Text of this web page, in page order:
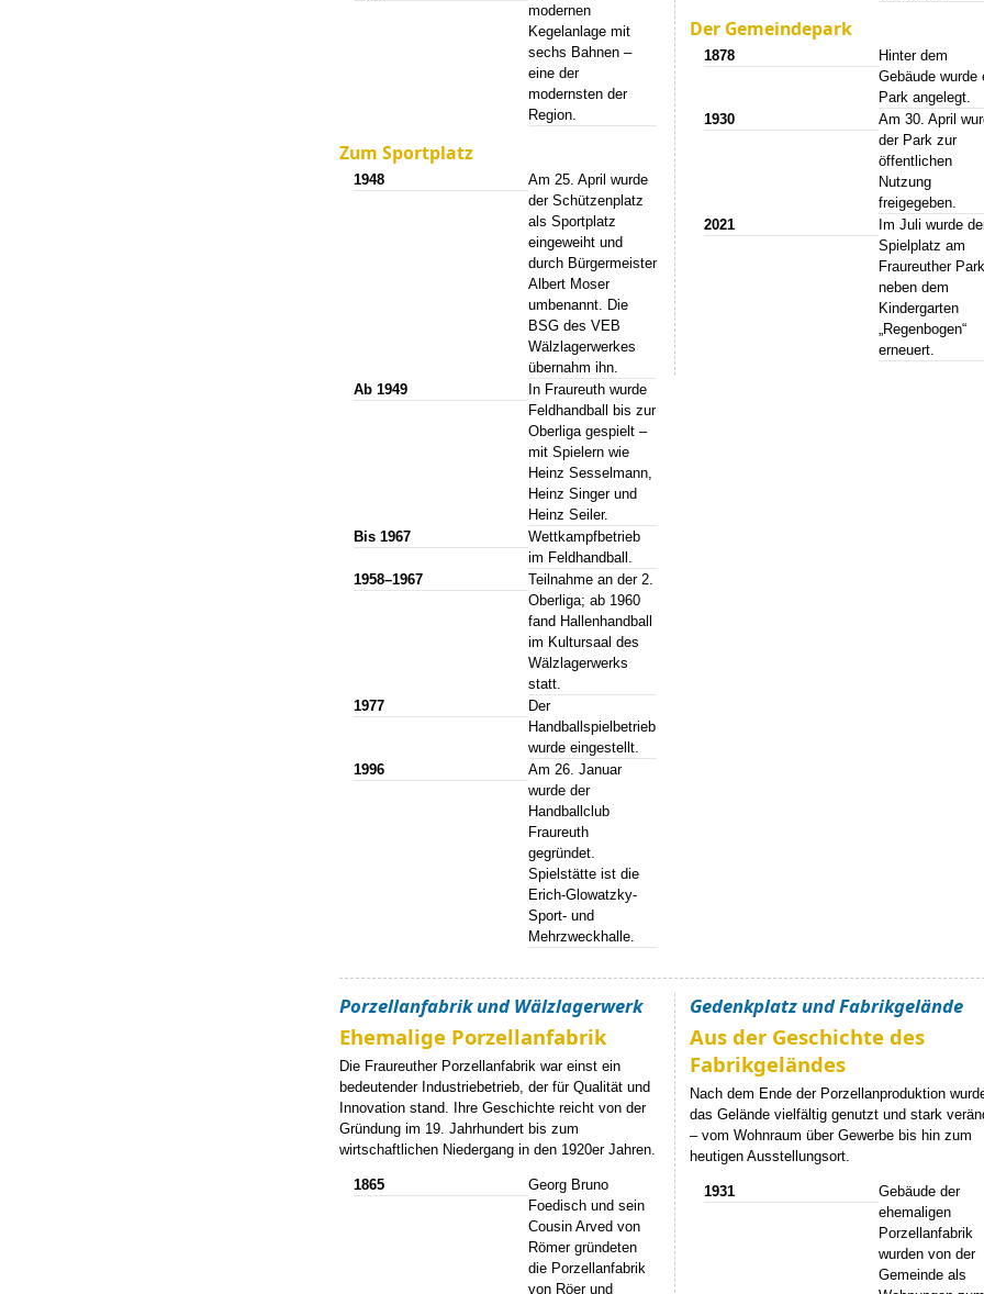
modernen
Kegelanlage mit
sechs Bahnen –
eine der
modernsten der
Region.
Zum Sportplatz
1948
Am 25. April wurde
der Schützenplatz
als Sportplatz
eingeweiht und
durch Bürgermeister
Albert Moser
umbenannt. Die
BSG des VEB
Wälzlagerwerkes
übernahm ihn.
Ab 1949
In Fraureuth wurde
Feldhandball bis zur
Oberliga gespielt –
mit Spielern wie
Heinz Sesselmann,
Heinz Singer und
Heinz Seiler.
Bis 1967
Wettkampfbetrieb
im Feldhandball.
1958–1967
Teilnahme an der 2.
Oberliga; ab 1960
fand Hallenhandball
im Kultursaal des
Wälzlagerwerks
statt.
1977
Der
Handballspielbetrieb
wurde eingestellt.
1996
Am 26. Januar
wurde der
Handballclub
Fraureuth
gegründet.
Spielstätte ist die
Erich-Glowatzky-
Sport- und
Mehrzweckhalle.
Der Gemeindepark
1878
Hinter dem
Gebäude wurde
Park angelegt.
1930
Am 30. April
der Park zur
öffentlichen
Nutzung
freigegeben.
2021
Im Juli wurde
Spielplatz am
Fraureuther Park
neben dem
Kindergarten
„Regenbogen“
erneuert.
Porzellanfabrik und Wälzlagerwerk
Ehemalige Porzellanfabrik
Die Fraureuther Porzellanfabrik war einst ein
bedeutender Industriebetrieb, der für Qualität und
Innovation stand. Ihre Geschichte reicht von der
Gründung im 19. Jahrhundert bis zum
wirtschaftlichen Niedergang in den 1920er Jahren.
1865
Georg Bruno
Foedisch und sein
Cousin Arved von
Römer gründeten
die Porzellanfabrik
von Röer und
Gedenkplatz und Fabrikgelände
Aus der Geschichte des
Fabrikgeländes
Nach dem Ende der Porzellanproduktion
das Gelände vielfältig genutzt und stark
– vom Wohnraum über Gewerbe bis hin zum
heutigen Ausstellungsort.
1931
Gebäude der
ehemaligen
Porzellanfabrik
wurden von der
Gemeinde als